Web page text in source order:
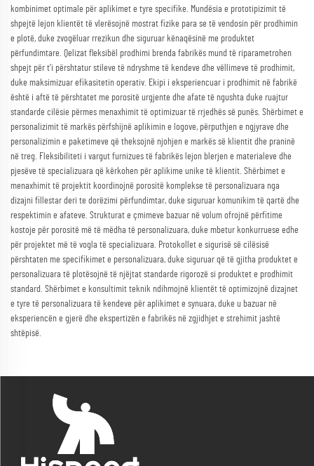
kombinimet optimale për aplikimet e tyre specifike. Mundësia e prototipizimit të
shpejtë lejon klientët të vlerësojnë mostrat fizike para se të vendosin për prodhimin
e plotë, duke zvogëluar rrezikun dhe siguruar kënaqësinë me produktet
përfundimtare. Qelizat fleksibël prodhimi brenda fabrikës mund të riparametrohen
shpejt për t’i përshtatur stileve të ndryshme të kendeve dhe vëllimeve të prodhimit,
duke maksimizuar efikasitetin operativ. Ekipi i eksperiencuar i prodhimit në fabrikë
është i aftë të përshtatet me porositë urgjente dhe afate të ngushta duke ruajtur
standarde cilësie përmes menaxhimit të optimizuar të rrjedhës së punës. Shërbimet e
personalizimit të markës përfshijnë aplikimin e logove, përputhjen e ngjyrave dhe
personalizimin e paketimeve që theksojnë njohjen e markës së klientit dhe praninë
në treg. Fleksibiliteti i vargut furnizues të fabrikës lejon blerjen e materialeve dhe
pjesëve të specializuara që kërkohen për aplikime unike të klientit. Shërbimet e
menaxhimit të projektit koordinojnë porositë komplekse të personalizuara nga
dizajni fillestar deri te dorëzimi përfundimtar, duke siguruar komunikim të qartë dhe
respektimin e afateve. Strukturat e çmimeve bazuar në volum ofrojnë përfitime
kostoje për porositë më të mëdha të personalizuara, duke mbetur konkurruese edhe
për projektet më të vogla të specializuara. Protokollet e sigurisë së cilësisë
përshtaten me specifikimet e personalizuara, duke siguruar që të gjitha produktet e
personalizuara të plotësojnë të njëjtat standarde rigorozë si produktet e prodhimit
standard. Shërbimet e konsultimit teknik ndihmojnë klientët të optimizojnë dizajnet
e tyre të personalizuara të kendeve për aplikimet e synuara, duke u bazuar në
eksperiencën e gjerë dhe ekspertizën e fabrikës në zgjidhjet e strehimit jashtë
shtëpisë.